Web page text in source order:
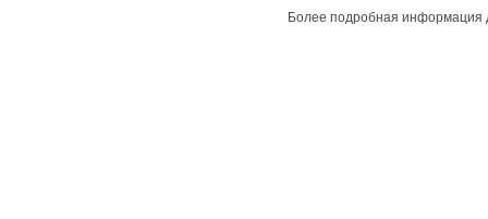
Более подробная информация